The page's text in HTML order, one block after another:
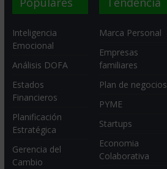
Inteligencia
Emocional
Análisis DOFA
Estados
Financieros
Planificación
Estratégica
Gerencia del
Cambio
Marca Personal
Empresas
familiares
Plan de negocios
PYME
Startups
Economia
Colaborativa